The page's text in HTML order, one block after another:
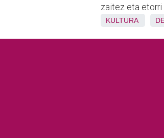
zaitez eta etorri
KULTURA